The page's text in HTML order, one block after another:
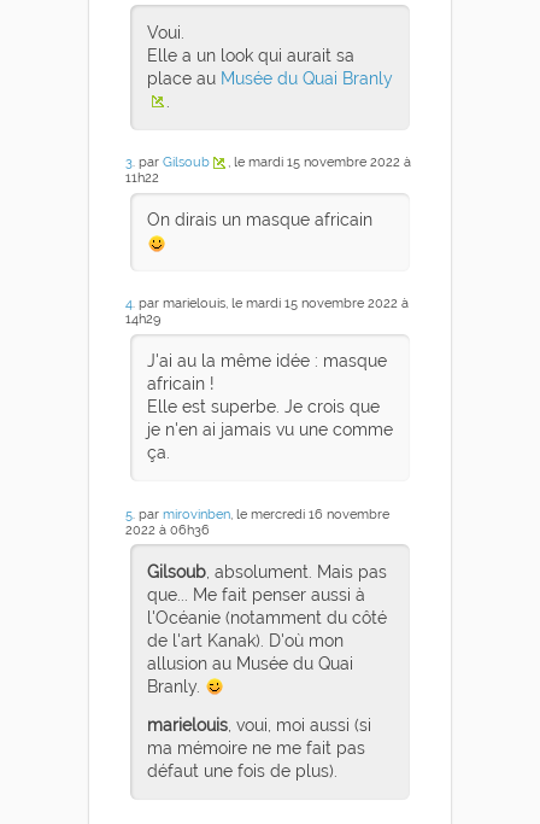
Voui.
Elle a un look qui aurait sa
place au Musée du Quai Branly
3. par Gilsoub
, le mardi 15 novembre 2022 à
11h22
On dirais un masque africain
4. par marielouis, le mardi 15 novembre 2022 à
14h29
J'ai au la même idée : masque
africain !
Elle est superbe. Je crois que
je n'en ai jamais vu une comme
ça.
5 . par mirovinben , le mercredi 16 novembre
2022 à 06h36
Gilsoub, absolument. Mais pas
que... Me fait penser aussi à
l'Océanie (notamment du côté
de l'art Kanak). D'où mon
allusion au Musée du Quai
Branly.
marielouis, voui, moi aussi (si
ma mémoire ne me fait pas
défaut une fois de plus).